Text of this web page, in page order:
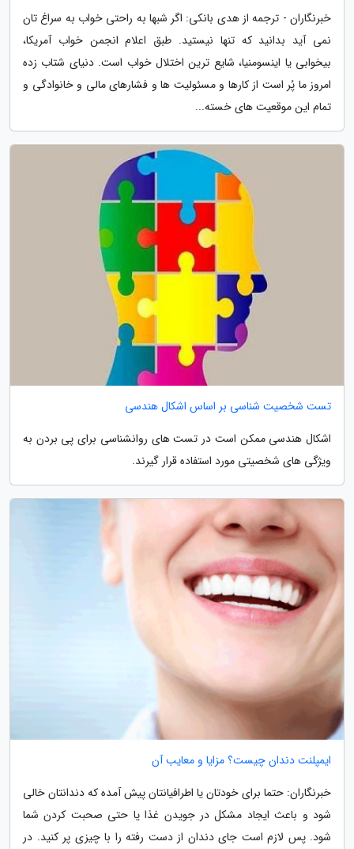
خبرنگاران - ترجمه از هدی بانکی: اگر شبها به راحتی خواب به سراغ تان
نمی آید بدانید که تنها نیستید. طبق اعلام انجمن خواب آمریکا،
بیخوابی یا اینسومنیا، شایع ترین اختلال خواب است. دنیای شتاب زده
امروز ما پُر است از کارها و مسئولیت ها و فشارهای مالی و خانوادگی و
تمام این موقعیت های خسته...
تست شخصیت شناسی بر اساس اشکال هندسی
اشکال هندسی ممکن است در تست های روانشناسی برای پی بردن به
ویژگی های شخصیتی مورد استفاده قرار گیرند.
ایمپلنت دندان چیست؟ مزایا و معایب آن
خبرنگاران: حتما برای خودتان یا اطرافیانتان پیش آمده که دندانتان خالی
شود و باعث ایجاد مشکل در جویدن غذا یا حتی صحبت کردن شما
شود. پس لازم است جای دندان از دست رفته را با چیزی پر کنید. در